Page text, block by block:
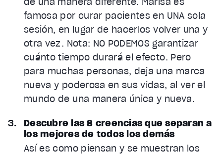
famosa por curar pacientes en UNA sola
sesión, en lugar de hacerlos volver una y
otra vez. Nota: NO PODEMOS garantizar
cuánto tiempo durará el efecto. Pero
para muchas personas, deja una marca
nueva y poderosa en sus vidas, al ver el
mundo de una manera única y nueva.
Descubre las 8 creencias que separan a
los mejores de todos los demás
Así es como piensan y se muestran los